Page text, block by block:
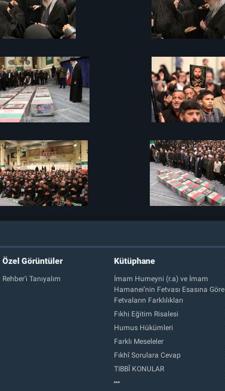
Özel Görüntüler
Rehber'i Tanıyalım
Kütüphane
İmam Humeyni (r.a) ve İmam
Hamanei’nin Fetvası Esasına Göre
Fetvaların Farklılıkları
Fıkhi Eğitim Risalesi
Humus Hükümleri
Farklı Meseleler
Fıkhî Sorulara Cevap
TIBBÎ KONULAR